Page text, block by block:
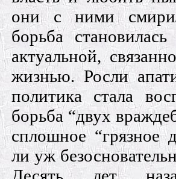
они с ними
борьба
актуальной,
жизнью. Росли
политика стала
борьба “двух
сплошное “грязное
ли уж